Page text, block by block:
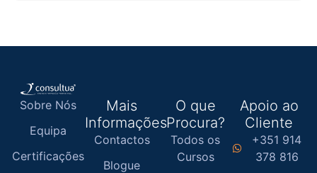
Sobre Nós
Equipa
Certificações
Mais
Informações
Contactos
Blogue
O que
Procura?
Todos os
Cursos
Apoio ao
Cliente
+351 914
378 816